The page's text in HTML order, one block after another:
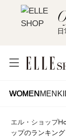
WOMEN MEN
WOMENMEN
ITEMS
エル・ショップ
ップのランキング